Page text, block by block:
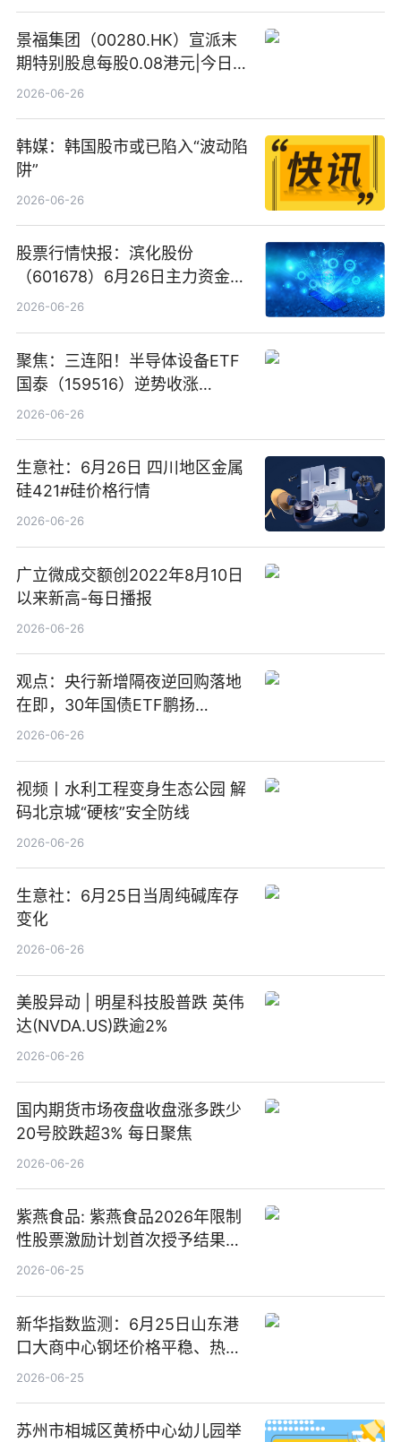
景福集团（00280.HK）宣派末
期特别股息每股0.08港元|今日快
看
2026-06-26
韩媒：韩国股市或已陷入“波动陷
阱”
2026-06-26
股票行情快报：滨化股份
（601678）6月26日主力资金净
卖出5964.34万元
2026-06-26
聚焦：三连阳！半导体设备ETF
国泰（159516）逆势收涨
3.5%，近10日累计净流入超65
2026-06-26
生意社：6月26日 四川地区金属
硅421#硅价格行情
2026-06-26
广立微成交额创2022年8月10日
以来新高-每日播报
2026-06-26
观点：央行新增隔夜逆回购落地
在即，30年国债ETF鹏扬
(511090) 盘中小幅上涨
2026-06-26
视频丨水利工程变身生态公园 解
码北京城“硬核”安全防线
2026-06-26
生意社：6月25日当周纯碱库存
变化
2026-06-26
美股异动 | 明星科技股普跌 英伟
达(NVDA.US)跌逾2%
2026-06-26
国内期货市场夜盘收盘涨多跌少
20号胶跌超3% 每日聚焦
2026-06-26
紫燕食品: 紫燕食品2026年限制
性股票激励计划首次授予结果公
告-微资讯
2026-06-25
新华指数监测：6月25日山东港
口大商中心钢坯价格平稳、热轧
C料价格微幅下跌
2026-06-25
苏州市相城区黄桥中心幼儿园举